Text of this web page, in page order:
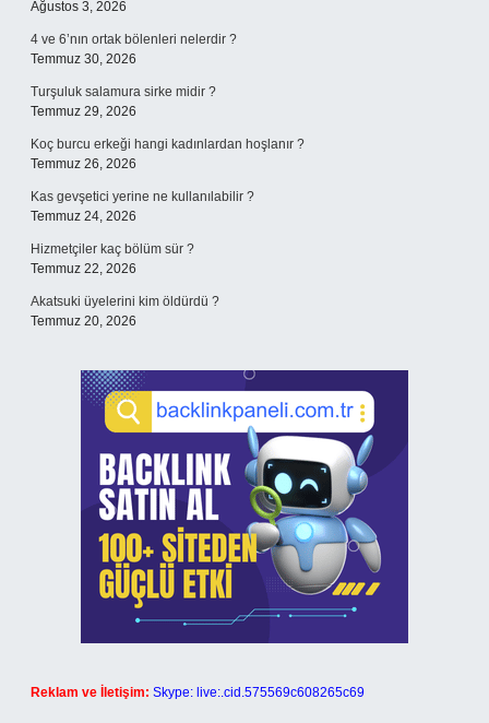
Ağustos 3, 2026
4 ve 6’nın ortak bölenleri nelerdir ?
Temmuz 30, 2026
Turşuluk salamura sirke midir ?
Temmuz 29, 2026
Koç burcu erkeği hangi kadınlardan hoşlanır ?
Temmuz 26, 2026
Kas gevşetici yerine ne kullanılabilir ?
Temmuz 24, 2026
Hizmetçiler kaç bölüm sür ?
Temmuz 22, 2026
Akatsuki üyelerini kim öldürdü ?
Temmuz 20, 2026
Reklam ve İletişim: Skype: live:.cid.575569c608265c69